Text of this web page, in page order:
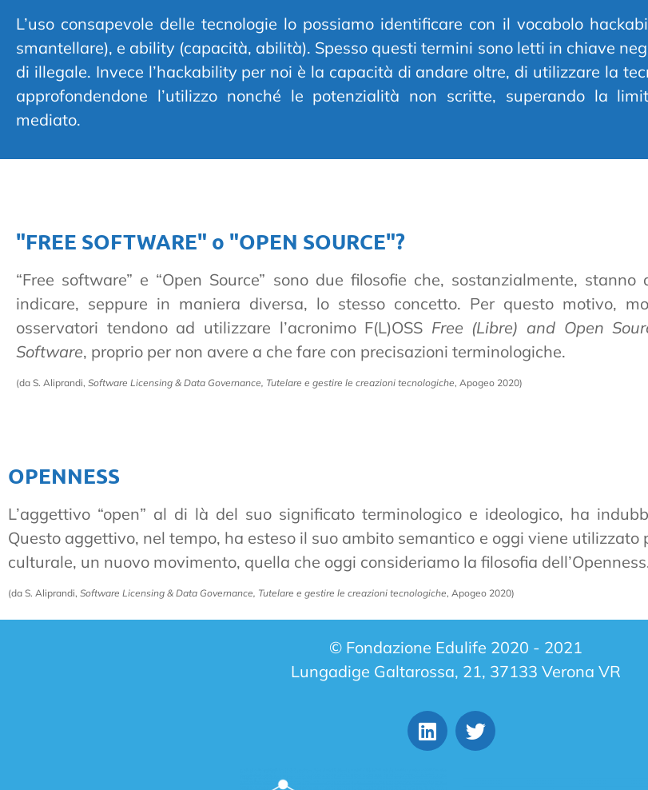
L’uso consapevole delle tecnologie lo possiamo identificare con il vocabolo
smantellare), e ability (capacità, abilità). Spesso questi termini sono letti in chiave
di illegale. Invece l’hackability per noi è la capacità di andare oltre, di utilizzare la
approfondendone l’utilizzo nonché le potenzialità non scritte, superando la
mediato.
"FREE SOFTWARE" o "OPEN SOURCE"?
“Free software” e “Open Source” sono due filosofie che, sostanzialmente, stanno
indicare, seppure in maniera diversa, lo stesso concetto. Per questo motivo,
osservatori tendono ad utilizzare l’acronimo F(L)OSS Free (Libre) and Open
Software, proprio per non avere a che fare con precisazioni terminologiche.
(da S. Aliprandi, Software Licensing & Data Governance, Tutelare e gestire le creazioni tecnologiche, Apogeo 2020)
OPENNESS
L’aggettivo “open” al di là del suo significato terminologico e ideologico, ha
Questo aggettivo, nel tempo, ha esteso il suo ambito semantico e oggi viene
culturale, un nuovo movimento, quella che oggi consideriamo la filosofia
(da S. Aliprandi, Software Licensing & Data Governance, Tutelare e gestire le creazioni tecnologiche, Apogeo 2020)
© Fondazione Edulife 2020 - 2021
Lungadige Galtarossa, 21, 37133 Verona VR